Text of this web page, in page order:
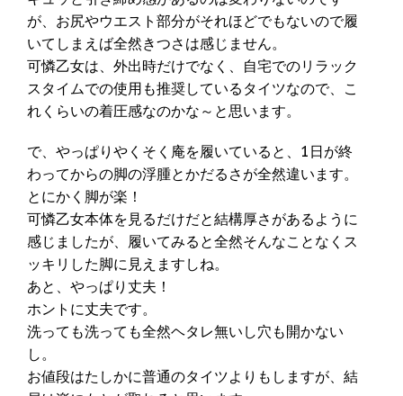
が、お尻やウエスト部分がそれほどでもないので履
いてしまえば全然きつさは感じません。
可憐乙女は、外出時だけでなく、自宅でのリラック
スタイムでの使用も推奨しているタイツなので、こ
れくらいの着圧感なのかな～と思います。
で、やっぱりやくそく庵を履いていると、1日が終
わってからの脚の浮腫とかだるさが全然違います。
とにかく脚が楽！
可憐乙女本体を見るだけだと結構厚さがあるように
感じましたが、履いてみると全然そんなことなくス
ッキリした脚に見えますしね。
あと、やっぱり丈夫！
ホントに丈夫です。
洗っても洗っても全然ヘタレ無いし穴も開かない
し。
お値段はたしかに普通のタイツよりもしますが、結